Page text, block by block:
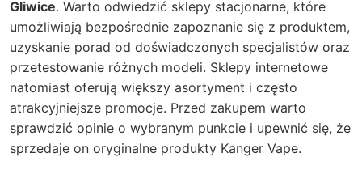
Gliwice. Warto odwiedzić sklepy stacjonarne, które
umożliwiają bezpośrednie zapoznanie się z produktem,
uzyskanie porad od doświadczonych specjalistów oraz
przetestowanie różnych modeli. Sklepy internetowe
natomiast oferują większy asortyment i często
atrakcyjniejsze promocje. Przed zakupem warto
sprawdzić opinie o wybranym punkcie i upewnić się, że
sprzedaje on oryginalne produkty Kanger Vape.